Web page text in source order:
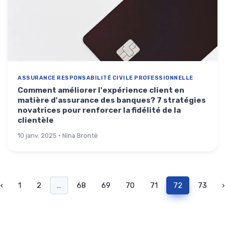
ASSURANCE RESPONSABILITÉ CIVILE PROFESSIONNELLE
Comment améliorer l'expérience client en
matière d'assurance des banques? 7 stratégies
novatrices pour renforcer la fidélité de la
clientèle
10 janv. 2025 · Nina Brontë
‹ 1 2 ... 68 69 70 71 72 73 ›